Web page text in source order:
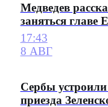
Медведев
заняться главе
17:43
8 АВГ
Сербы
приезда